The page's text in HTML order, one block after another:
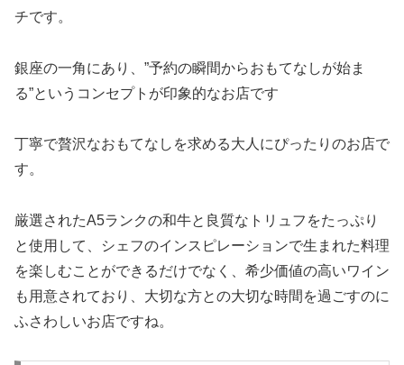
チです。
銀座の一角にあり、”予約の瞬間からおもてなしが始ま
る”というコンセプトが印象的なお店です
丁寧で贅沢なおもてなしを求める大人にぴったりのお店で
す。
厳選されたA5ランクの和牛と良質なトリュフをたっぷり
と使用して、シェフのインスピレーションで生まれた料理
を楽しむことができるだけでなく、希少価値の高いワイン
も用意されており、大切な方との大切な時間を過ごすのに
ふさわしいお店ですね。